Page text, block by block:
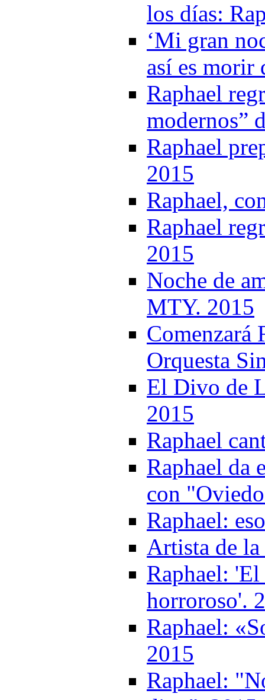
los días:
‘Mi gran
así es morir
Raphael
modernos”
Raphael
2015
Raphael,
Raphael
2015
Noche de
MTY. 2015
Comenzará
Orquesta
El Divo de
2015
Raphael
Raphael da
con
Raphael:
Artista de la
Raphael:
horroroso'.
Raphael:
2015
Raphael: